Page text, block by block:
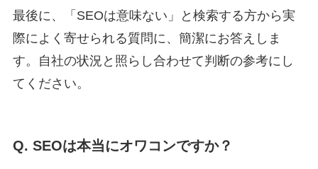
最後に、「SEOは意味ない」と検索する方から実
際によく寄せられる質問に、簡潔にお答えしま
す。自社の状況と照らし合わせて判断の参考にし
てください。
Q. SEOは本当にオワコンですか？